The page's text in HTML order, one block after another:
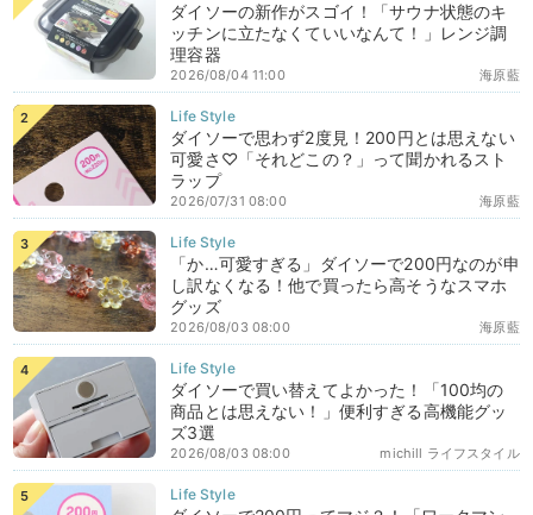
ダイソーの新作がスゴイ！「サウナ状態のキ
ッチンに立たなくていいなんて！」レンジ調
理容器
海原藍
2026/08/04 11:00
ダイソーで思わず2度見！200円とは思えない
可愛さ♡「それどこの？」って聞かれるスト
ラップ
海原藍
2026/07/31 08:00
「か…可愛すぎる」ダイソーで200円なのが申
し訳なくなる！他で買ったら高そうなスマホ
グッズ
海原藍
2026/08/03 08:00
ダイソーで買い替えてよかった！「100均の
商品とは思えない！」便利すぎる高機能グッ
ズ3選
michill ライフスタイル
2026/08/03 08:00